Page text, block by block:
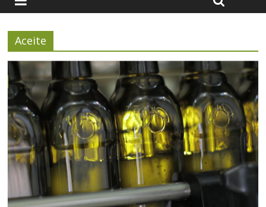
El Ministerio de Agricultura, Pesca y Alimentación autoriza el
remanentes disponibles
Aceite